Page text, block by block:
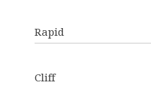
Rapid
Cliff